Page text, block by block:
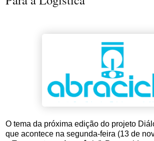
O tema da próxima edição do projeto
que acontece na segunda-feira (13 de